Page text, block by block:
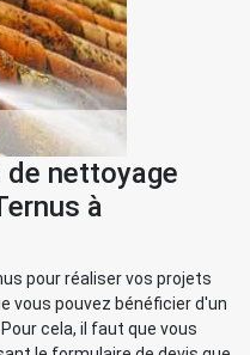
de nettoyage
à
pour réaliser vos projets
vous pouvez bénéficier d'un
cela, il faut que vous